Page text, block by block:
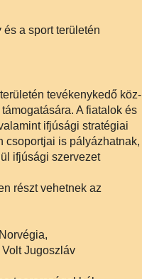
a sport területén
tevékenykedő köz-
A fiatalok és
ifjúsági stratégiai
csoportjai is pályázhatnak,
ifjúsági szervezet
részt vehetnek az
Jugoszláv